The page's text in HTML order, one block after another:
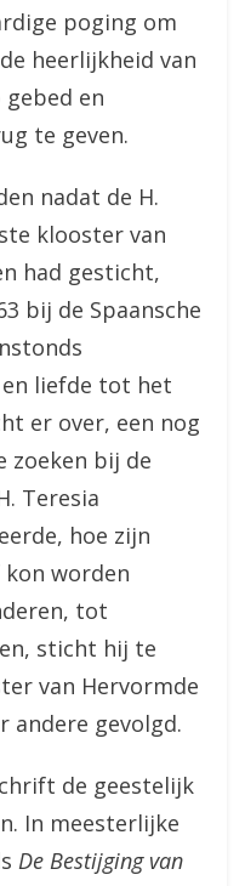
poging om
heerlijkheid van
en
te geven.
nadat de H.
klooster van
had gesticht,
bij de Spaansche
liefde tot het
er over, een nog
zoeken bij de
Teresia
hoe zijn
kon worden
tot
sticht hij te
van Hervormde
andere gevolgd.
de geestelijk
In meesterlijke
De Bestijging van